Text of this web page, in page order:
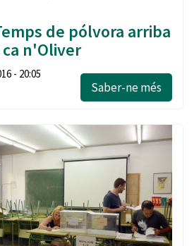
de pólvora arriba
n'Oliver
- 20:05
Saber-ne més